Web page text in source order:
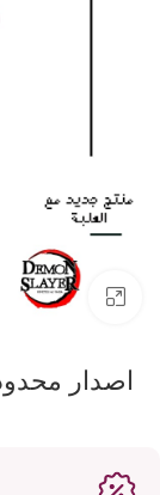
اصدار
اضفط لتكبير